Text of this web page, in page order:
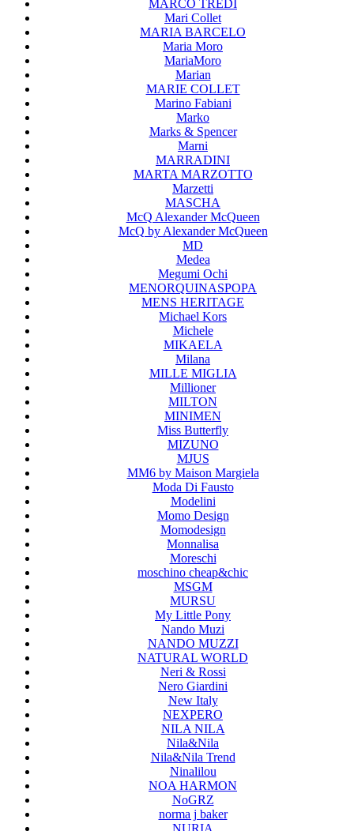
MARCO TREDI
Mari Collet
MARIA BARCELO
Maria Moro
MariaMoro
Marian
MARIE COLLET
Marino Fabiani
Marko
Marks & Spencer
Marni
MARRADINI
MARTA MARZOTTO
Marzetti
MASCHA
McQ Alexander McQueen
McQ by Alexander McQueen
MD
Medea
Megumi Ochi
MENORQUINASPOPA
MENS HERITAGE
Michael Kors
Michele
MIKAELA
Milana
MILLE MIGLIA
Millioner
MILTON
MINIMEN
Miss Butterfly
MIZUNO
MJUS
MM6 by Maison Margiela
Moda Di Fausto
Modelini
Momo Design
Momodesign
Monnalisa
Moreschi
moschino cheap&chic
MSGM
MURSU
My Little Pony
Nando Muzi
NANDO MUZZI
NATURAL WORLD
Neri & Rossi
Nero Giardini
New Italy
NEXPERO
NILA NILA
Nila&Nila
Nila&Nila Trend
Ninalilou
NOA HARMON
NoGRZ
norma j baker
NURIA